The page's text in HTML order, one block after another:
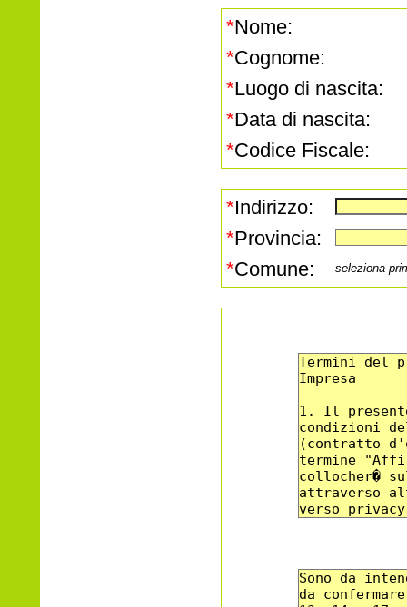
*Nome:
*Cognome:
*Luogo di nascita:
*Data di nascita:
*Codice Fiscale:
*Indirizzo:
*Provincia:
*Comune: seleziona